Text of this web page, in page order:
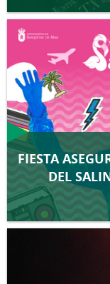
FIESTA
DEL